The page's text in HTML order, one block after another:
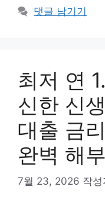
리
그
댓글 남기기
최저 연
신한 신
대출 금
완벽 해부
7월 23, 2026 작성